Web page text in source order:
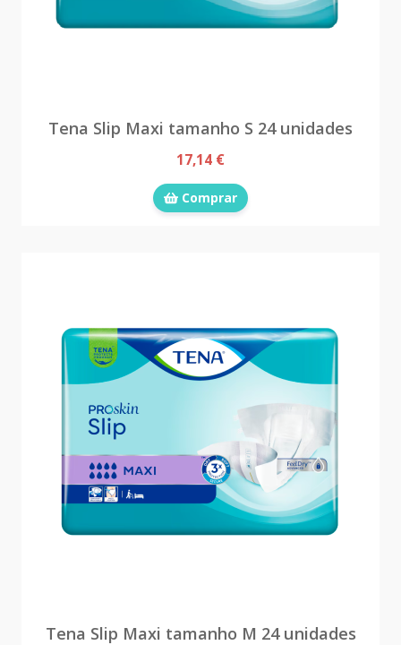
Tena Slip Maxi tamanho S 24 unidades
17,14 €
Comprar
Tena Slip Maxi tamanho M 24 unidades